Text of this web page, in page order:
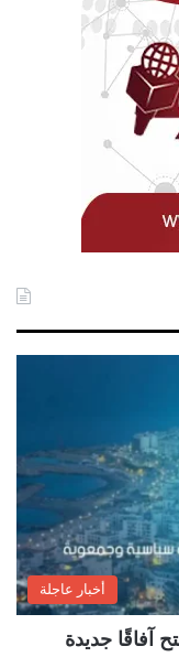
أخبار عاجلة
آفاقًا جديدة